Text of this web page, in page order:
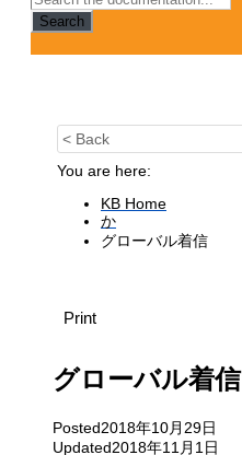
Search
< Back
You are here:
KB Home
か
グローバル着信
Print
グローバル着信
Posted2018年10月29日
Updated2018年11月1日